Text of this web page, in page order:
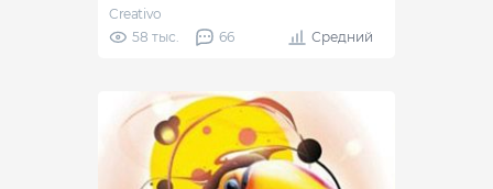
Creativo
58 тыс.
66 Средний